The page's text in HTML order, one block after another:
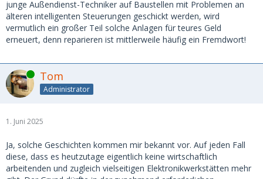
junge Außendienst-Techniker auf Baustellen mit Problemen an
älteren intelligenten Steuerungen geschickt werden, wird
vermutlich ein großer Teil solche Anlagen für teures Geld
erneuert, denn reparieren ist mittlerweile häufig ein Fremdwort!
Online Tom
Administrator
1. Juni 2025
Ja, solche Geschichten kommen mir bekannt vor. Auf jeden Fall
diese, dass es heutzutage eigentlich keine wirtschaftlich
arbeitenden und zugleich vielseitigen Elektronikwerkstätten mehr